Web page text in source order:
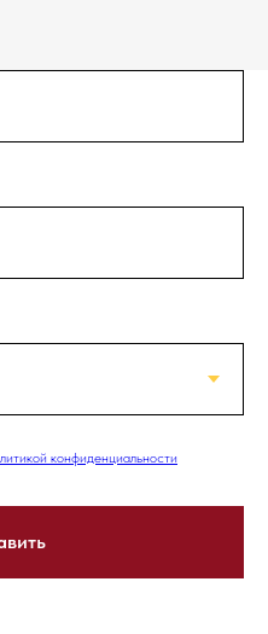
конфиденциальности